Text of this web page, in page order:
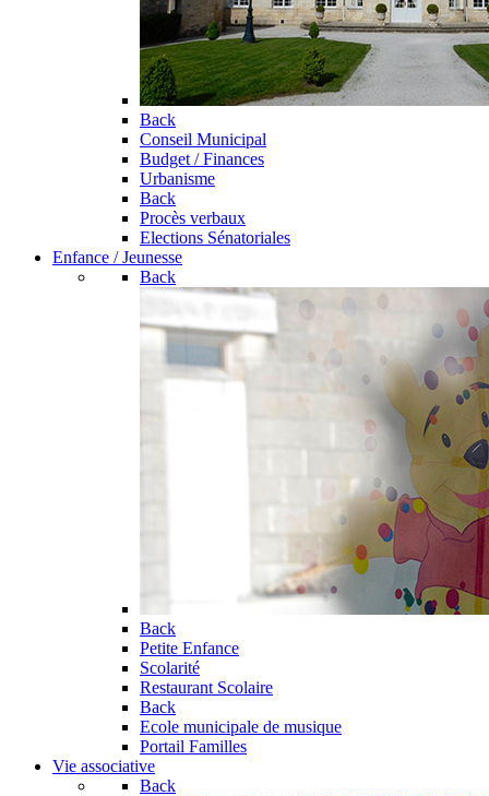
Back
Conseil Municipal
Budget / Finances
Urbanisme
Back
Procès verbaux
Elections Sénatoriales
Enfance / Jeunesse
Back
Back
Petite Enfance
Scolarité
Restaurant Scolaire
Back
Ecole municipale de musique
Portail Familles
Vie associative
Back